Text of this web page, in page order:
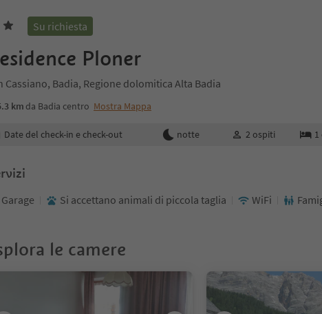
Su richiesta
Ploner
Cassiano, Badia, Regione dolomitica Alta Badia
km da Badia centro Mostra Mappa
i dettagli della prenotazione
Date del check-in e check-out notte 2 ospiti 1
Garage Si accettano animali di piccola taglia WiFi
le camere